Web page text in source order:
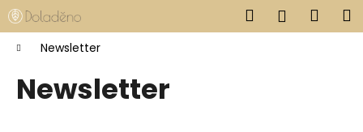
Přejít na obsah Hledat
Domů
Newsletter
Newsletter
Košík
Zpět
Zpět
C